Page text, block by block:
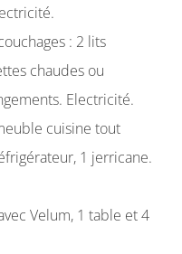
: 2 lits
chaudes ou
Electricité.
cuisine tout
1 jerricane.
Velum, 1 table et 4